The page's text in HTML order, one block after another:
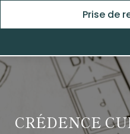
Prise de
CRÉDENCE